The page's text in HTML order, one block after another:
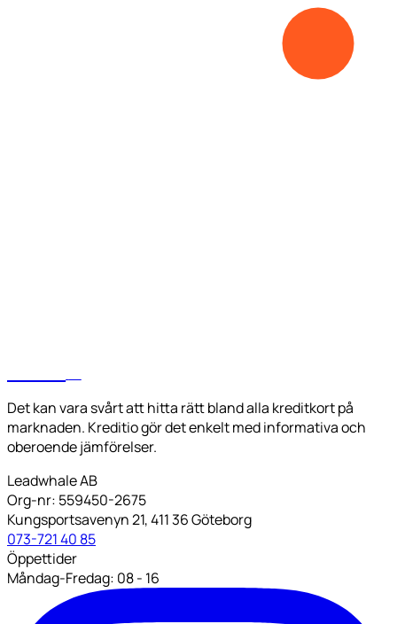
Det kan vara svårt att hitta rätt bland alla kreditkort på
marknaden. Kreditio gör det enkelt med informativa och
oberoende jämförelser.
Leadwhale AB
Org-nr: 559450-2675
Kungsportsavenyn 21, 411 36 Göteborg
073-721 40 85
Öppettider
Måndag-Fredag: 08 - 16